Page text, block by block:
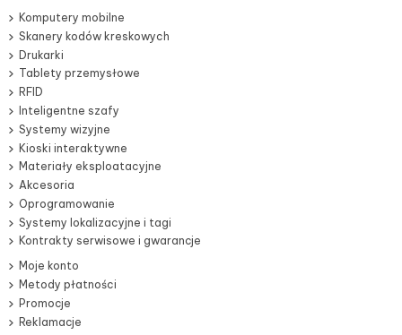
Komputery mobilne
Skanery kodów kreskowych
Drukarki
Tablety przemysłowe
RFID
Inteligentne szafy
Systemy wizyjne
Kioski interaktywne
Materiały eksploatacyjne
Akcesoria
Oprogramowanie
Systemy lokalizacyjne i tagi
Kontrakty serwisowe i gwarancje
Moje konto
Metody płatności
Promocje
Reklamacje